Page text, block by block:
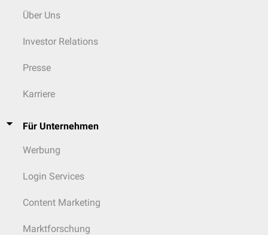
Über Uns
Investor Relations
Presse
Karriere
Für Unternehmen
Werbung
Login Services
Content Marketing
Marktforschung